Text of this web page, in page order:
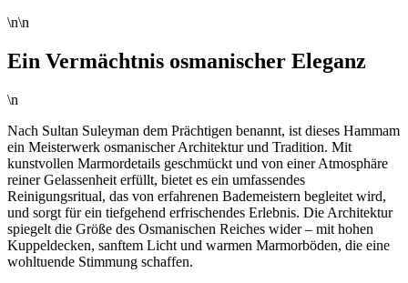
\n\n
Ein Vermächtnis osmanischer Eleganz
\n
Nach Sultan Suleyman dem Prächtigen benannt, ist dieses Hammam
ein Meisterwerk osmanischer Architektur und Tradition. Mit
kunstvollen Marmordetails geschmückt und von einer Atmosphäre
reiner Gelassenheit erfüllt, bietet es ein umfassendes
Reinigungsritual, das von erfahrenen Bademeistern begleitet wird,
und sorgt für ein tiefgehend erfrischendes Erlebnis. Die Architektur
spiegelt die Größe des Osmanischen Reiches wider – mit hohen
Kuppeldecken, sanftem Licht und warmen Marmorböden, die eine
wohltuende Stimmung schaffen.